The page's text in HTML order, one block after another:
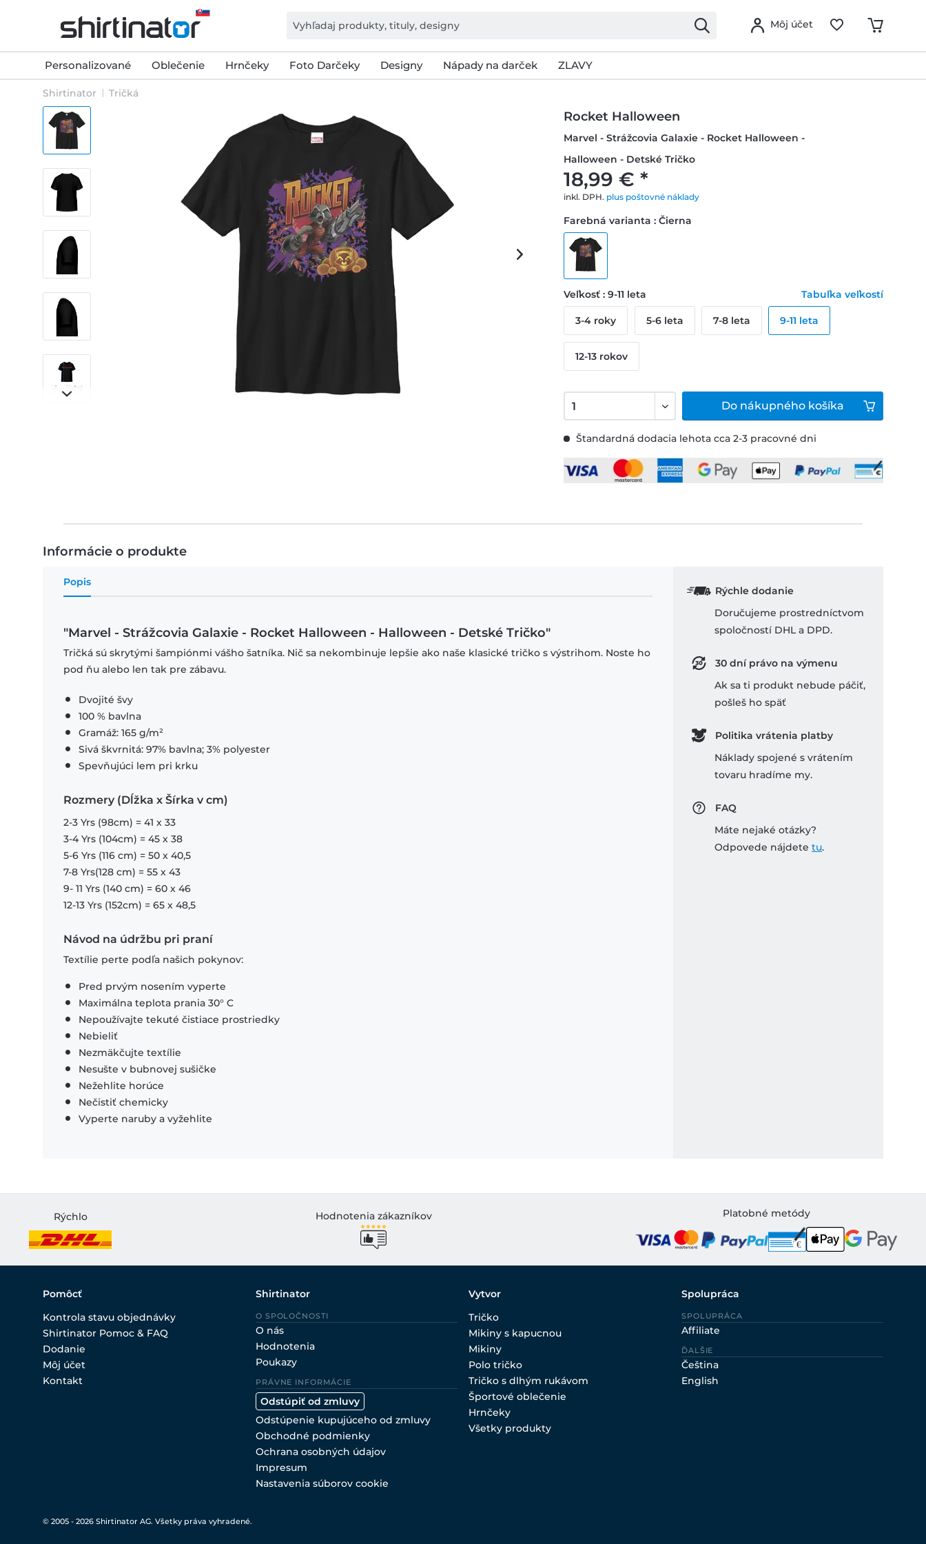
Môj účet
Personalizované Oblečenie Hrnčeky Foto Darčeky Designy Nápady na darček ZLAVY
Shirtinator Tričká
Rocket Halloween
Marvel - Strážcovia Galaxie - Rocket Halloween -
Halloween - Detské Tričko
18,99 € *
inkl. DPH. plus poštovné náklady
Štandardná dodacia lehota cca 2-3 pracovné dni
Farebná varianta : Čierna
Veľkosť : 9-11 leta Tabuľka veľkostí
3-4 roky 5-6 leta 7-8 leta 9-11 leta
12-13 rokov
Do nákupného košíka
Informácie o produkte
Popis
"Marvel - Strážcovia Galaxie - Rocket Halloween - Halloween - Detské Tričko"
Tričká sú skrytými šampiónmi vášho šatníka. Nič sa nekombinuje lepšie ako naše klasické tričko s výstrihom. Noste ho
pod ňu alebo len tak pre zábavu.
Dvojité švy
100 % bavlna
Gramáž: 165 g/m²
Sivá škvrnitá: 97% bavlna; 3% polyester
Spevňujúci lem pri krku
Rozmery (Dĺžka x Šírka v cm)
2-3 Yrs (98cm) = 41 x 33
3-4 Yrs (104cm) = 45 x 38
5-6 Yrs (116 cm) = 50 x 40,5
7-8 Yrs(128 cm) = 55 x 43
9- 11 Yrs (140 cm) = 60 x 46
12-13 Yrs (152cm) = 65 x 48,5
Návod na údržbu pri praní
Textílie perte podľa našich pokynov:
Pred prvým nosením vyperte
Maximálna teplota prania 30° C
Nepoužívajte tekuté čistiace prostriedky
Nebieliť
Nezmäkčujte textílie
Nesušte v bubnovej sušičke
Nežehlite horúce
Nečistiť chemicky
Vyperte naruby a vyžehlite
Rýchle dodanie
Doručujeme prostredníctvom
spoločností DHL a DPD.
30 dní právo na výmenu
Ak sa ti produkt nebude páčiť,
pošleš ho späť
Politika vrátenia platby
Náklady spojené s vrátením
tovaru hradíme my.
FAQ
Máte nejaké otázky?
Odpovede nájdete tu.
Rýchlo Hodnotenia zákazníkov Platobné metódy
Pomôcť
Kontrola stavu objednávky
Shirtinator Pomoc & FAQ
Dodanie
Môj účet
Kontakt
Shirtinator
O SPOLOČNOSTI
O nás
Hodnotenia
Poukazy
PRÁVNE INFORMÁCIE
Odstúpiť od zmluvy
Odstúpenie kupujúceho od zmluvy
Obchodné podmienky
Ochrana osobných údajov
Impresum
Nastavenia súborov cookie
Vytvor
Tričko
Mikiny s kapucnou
Mikiny
Polo tričko
Tričko s dlhým rukávom
Športové oblečenie
Hrnčeky
Všetky produkty
Spolupráca
SPOLUPRÁCA
Affiliate
ĎALŠIE
Čeština
English
© 2005 - 2026 Shirtinator AG. Všetky práva vyhradené.